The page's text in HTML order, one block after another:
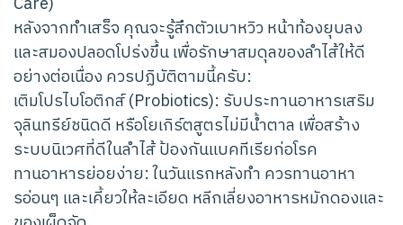
หลังจากทำเสร็จ คุณจะรู้สึกตัวเบาหวิว หน้าท้องยุบลง
และสมองปลอดโปร่งขึ้น เพื่อรักษาสมดุลของลำไส้ให้ดี
อย่างต่อเนื่อง ควรปฏิบัติตามนี้ครับ:
เติมโปรไบโอติกส์ (Probiotics): รับประทานอาหารเสริม
จุลินทรีย์ชนิดดี หรือโยเกิร์ตสูตรไม่มีน้ำตาล เพื่อสร้าง
ระบบนิเวศที่ดีในลำไส้ ป้องกันแบคทีเรียก่อโรค
ทานอาหารย่อยง่าย: ในวันแรกหลังทำ ควรทานอาหา
รอ่อนๆ และเคี้ยวให้ละเอียด หลีกเลี่ยงอาหารหมักดองและ